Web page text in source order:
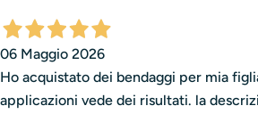
06 Maggio 2026
Ho acquistato dei bendaggi per mia
applicazioni vede dei risultati. la